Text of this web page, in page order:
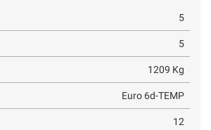
5
5
1209 Kg
Euro 6d-TEMP
12